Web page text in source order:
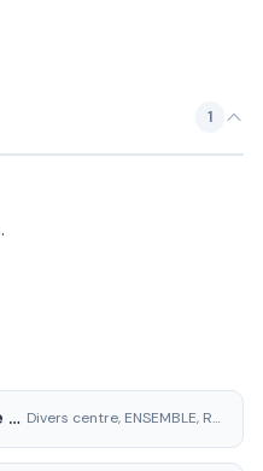
1
Amélie Delattre Divers centre, ENSEMBLE, REVELONS COLOMBES